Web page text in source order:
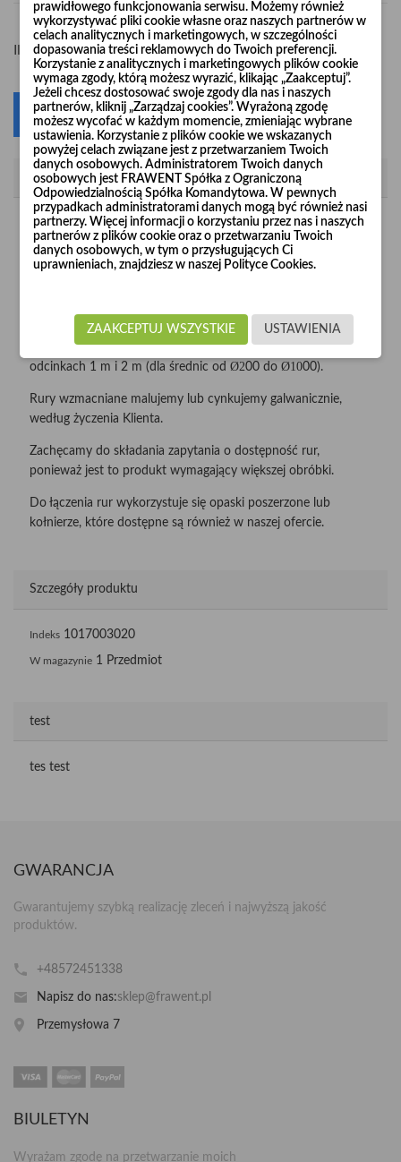
Ilość - +
Dodaj do koszyka 0
Opis
Rury wzmacniane "Long Life" produkowane są z nieścieralnej
blachy czarnej o grubości 2 mm i 3 mm.
Rury o grubości blachy 2 mm produkujemy w odcinkach 1 m
(dla średnic odØ300 doØ1000).
Natomiast rury o grubości blachy 3 mm produkujemy w
odcinkach 1 m i 2 m (dla średnic od Ø200 do Ø1000).
Rury wzmacniane malujemy lub cynkujemy galwanicznie,
według życzenia Klienta.
Zachęcamy do składania zapytania o dostępność rur,
ponieważ jest to produkt wymagający większej obróbki.
Do łączenia rur wykorzystuje się opaski poszerzone lub
kołnierze, które dostępne są również w naszej ofercie.
Szczegóły produktu
Indeks 1017003020
W magazynie 1 Przedmiot
test
tes test
GWARANCJA
Gwarantujemy szybką realizację zleceń i najwyższą jakość
produktów.
+48572451338
Napisz do nas:sklep@frawent.pl
Przemysłowa 7
BIULETYN
Wyrażam zgodę na przetwarzanie moich
prawidłowego funkcjonowania serwisu. Możemy również
wykorzystywać pliki cookie własne oraz naszych partnerów w
celach analitycznych i marketingowych, w szczególności
dopasowania treści reklamowych do Twoich preferencji.
Korzystanie z analitycznych i marketingowych plików cookie
wymaga zgody, którą możesz wyrazić, klikając „Zaakceptuj”.
Jeżeli chcesz dostosować swoje zgody dla nas i naszych
partnerów, kliknij „Zarządzaj cookies”. Wyrażoną zgodę
możesz wycofać w każdym momencie, zmieniając wybrane
ustawienia. Korzystanie z plików cookie we wskazanych
powyżej celach związane jest z przetwarzaniem Twoich
danych osobowych. Administratorem Twoich danych
osobowych jest FRAWENT Spółka z Ograniczoną
Odpowiedzialnością Spółka Komandytowa. W pewnych
przypadkach administratorami danych mogą być również nasi
partnerzy. Więcej informacji o korzystaniu przez nas i naszych
partnerów z plików cookie oraz o przetwarzaniu Twoich
danych osobowych, w tym o przysługujących Ci
uprawnieniach, znajdziesz w naszej Polityce Cookies.
USTAWIENIA
ZAAKCEPTUJ WSZYSTKIE